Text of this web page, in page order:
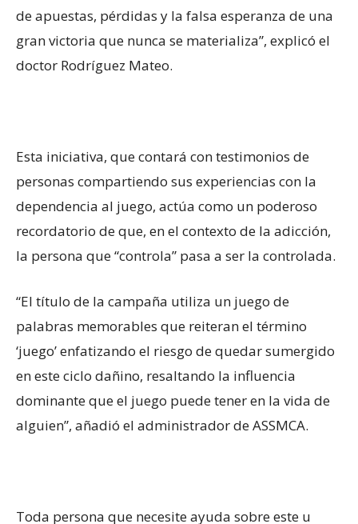
de apuestas, pérdidas y la falsa esperanza de una
gran victoria que nunca se materializa”, explicó el
doctor Rodríguez Mateo.
Esta iniciativa, que contará con testimonios de
personas compartiendo sus experiencias con la
dependencia al juego, actúa como un poderoso
recordatorio de que, en el contexto de la adicción,
la persona que “controla” pasa a ser la controlada.
“El título de la campaña utiliza un juego de
palabras memorables que reiteran el término
‘juego’ enfatizando el riesgo de quedar sumergido
en este ciclo dañino, resaltando la influencia
dominante que el juego puede tener en la vida de
alguien”, añadió el administrador de ASSMCA.
Toda persona que necesite ayuda sobre este u